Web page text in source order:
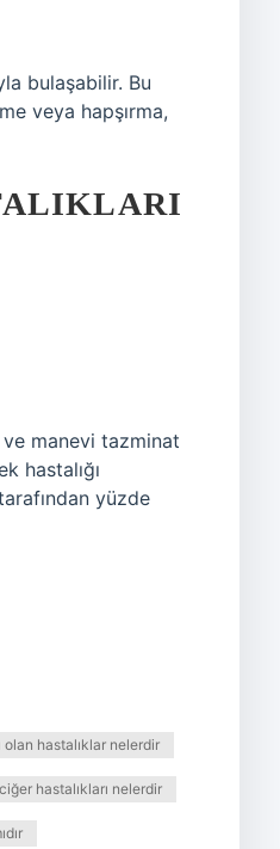
bulaşabilir. Bu
veya hapşırma,
ve manevi tazminat
hastalığı
yüzde
olan hastalıklar nelerdir
hastalıkları nelerdir